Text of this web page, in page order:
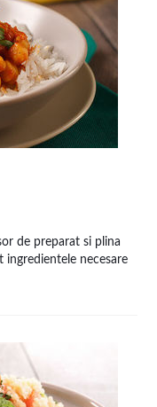
de preparat si plina
ingredientele necesare